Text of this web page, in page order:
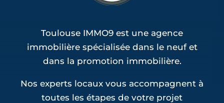
Toulouse IMMO9 est une agence
immobilière spécialisée dans le neuf et
dans la promotion immobilière.
Nos experts locaux vous accompagnent à
toutes les étapes de votre projet